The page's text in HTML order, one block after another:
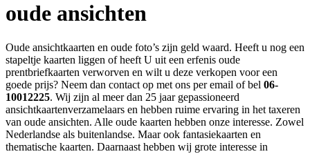
oude ansichten
Oude ansichtkaarten en oude foto’s zijn geld waard. Heeft u nog een
stapeltje kaarten liggen of heeft U uit een erfenis oude
prentbriefkaarten verworven en wilt u deze verkopen voor een
goede prijs? Neem dan contact op met ons per email of bel 06-
10012225. Wij zijn al meer dan 25 jaar gepassioneerd
ansichtkaartenverzamelaars en hebben ruime ervaring in het taxeren
van oude ansichten. Alle oude kaarten hebben onze interesse. Zowel
Nederlandse als buitenlandse. Maar ook fantasiekaarten en
thematische kaarten. Daarnaast hebben wij grote interesse in